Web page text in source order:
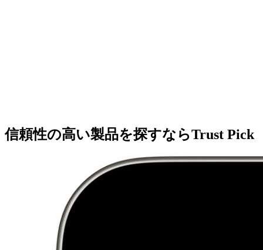
信頼性の高い製品を探すならTrust Pick